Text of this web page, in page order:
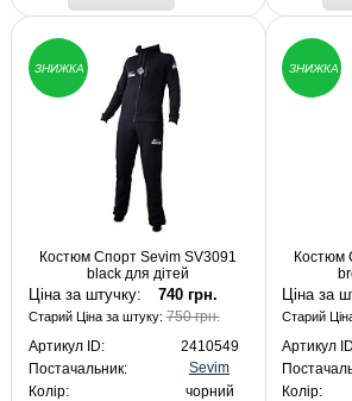
ЗНИЖКА
Костюм Спорт Sevim SV3091
black для дітей
Ціна за штучку: 740 грн.
Старий Ціна за штуку:750 грн.
Артикул ID:
2410549
Постачальник:
Sevim
Колір:
чорний
ЗНИЖКА
Костюм
Ціна за
Старий
Артикул
Колір: